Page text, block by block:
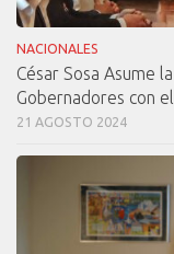
NACIONALES
César Sosa Asume
Gobernadores con
21 AGOSTO 2024